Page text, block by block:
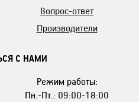
Вопрос-ответ
Производители
С НАМИ
Режим работы:
Пн.-Пт.: 09:00-18:00